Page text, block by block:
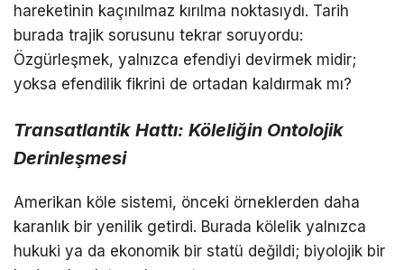
hareketinin kaçınılmaz kırılma noktasıydı. Tarih
burada trajik sorusunu tekrar soruyordu:
Özgürleşmek, yalnızca efendiyi devirmek midir;
yoksa efendilik fikrini de ortadan kaldırmak mı?
Transatlantik Hattı: Köleliğin Ontolojik
Derinleşmesi
Amerikan köle sistemi, önceki örneklerden daha
karanlık bir yenilik getirdi. Burada kölelik yalnızca
hukuki ya da ekonomik bir statü değildi; biyolojik bir